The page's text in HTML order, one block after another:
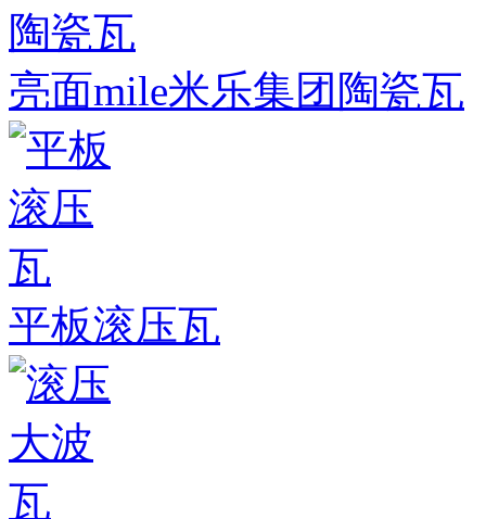
亮面mile米乐集团陶瓷瓦
平板滚压瓦